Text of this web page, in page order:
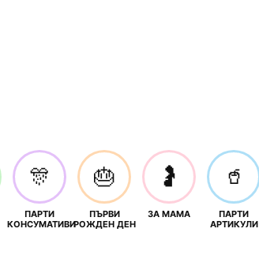
🎊
ПАРТИ
КОНСУМАТИВИ
🎂
ПЪРВИ
РОЖДЕН ДЕН
🤰
ЗА МАМА
🥤
ПАРТИ
АРТИКУЛИ